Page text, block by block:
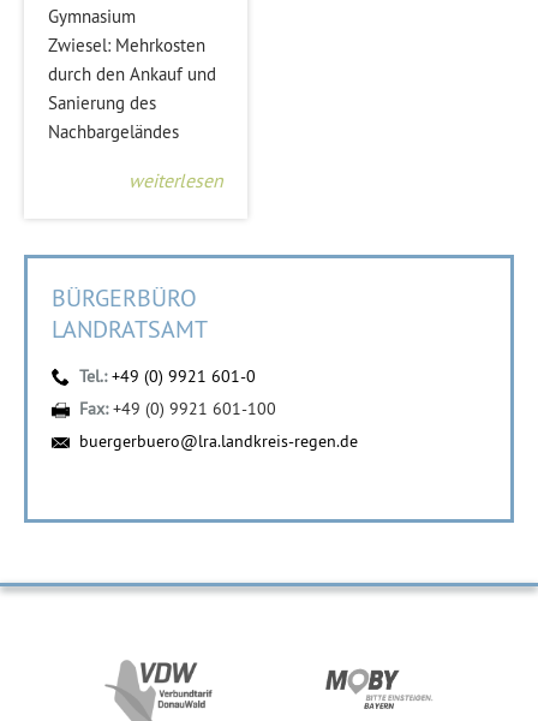
Gymnasium
Zwiesel: Mehrkosten
durch den Ankauf und
Sanierung des
Nachbargeländes
weiterlesen
BÜRGERBÜRO
LANDRATSAMT
Tel.:+49 (0) 9921 601-0
Fax:+49 (0) 9921 601-100
buergerbuero@lra.landkreis-regen.de